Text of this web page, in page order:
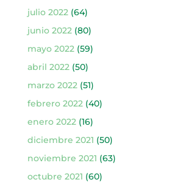
julio 2022 (64)
junio 2022 (80)
mayo 2022 (59)
abril 2022 (50)
marzo 2022 (51)
febrero 2022 (40)
enero 2022 (16)
diciembre 2021 (50)
noviembre 2021 (63)
octubre 2021 (60)